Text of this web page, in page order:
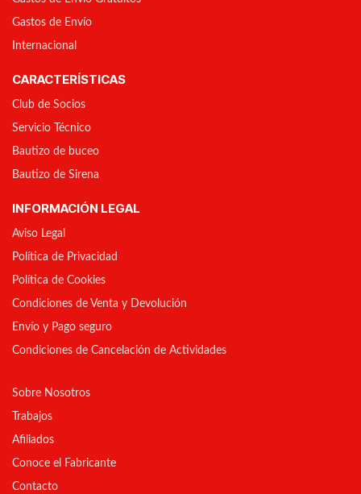
Gastos de Envío
Internacional
CARACTERÍSTICAS
Club de Socios
Servicio Técnico
Bautizo de buceo
Bautizo de Sirena
INFORMACIÓN LEGAL
Aviso Legal
Política de Privacidad
Política de Cookies
Condiciones de Venta y Devolución
Envío y Pago seguro
Condiciones de Cancelación de Actividades
Sobre Nosotros
Trabajos
Afiliados
Conoce el Fabricante
Contacto